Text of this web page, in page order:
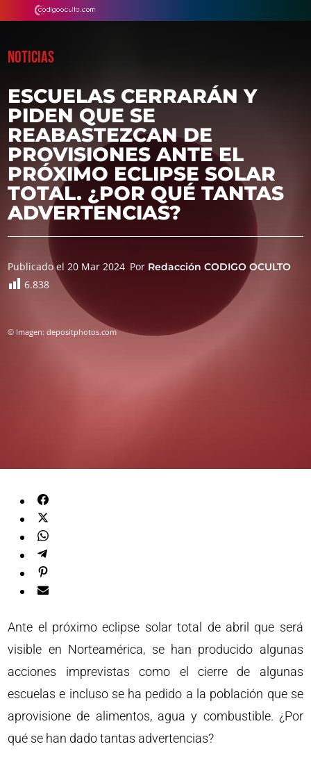
NOTICIAS
ESCUELAS CERRARÁN Y
PIDEN QUE SE
REABASTEZCAN DE
PROVISIONES ANTE EL
PRÓXIMO ECLIPSE SOLAR
TOTAL. ¿POR QUÉ TANTAS
ADVERTENCIAS?
Publicado el 20 Mar 2024 Por Redacción CODIGO OCULTO
6.838
© Imagen: depositphotos.com
Ante el próximo eclipse solar total de abril que será
visible en Norteamérica, se han producido algunas
acciones imprevistas como el cierre de algunas
escuelas e incluso se ha pedido a la población que se
aprovisione de alimentos, agua y combustible. ¿Por
qué se han dado tantas advertencias?